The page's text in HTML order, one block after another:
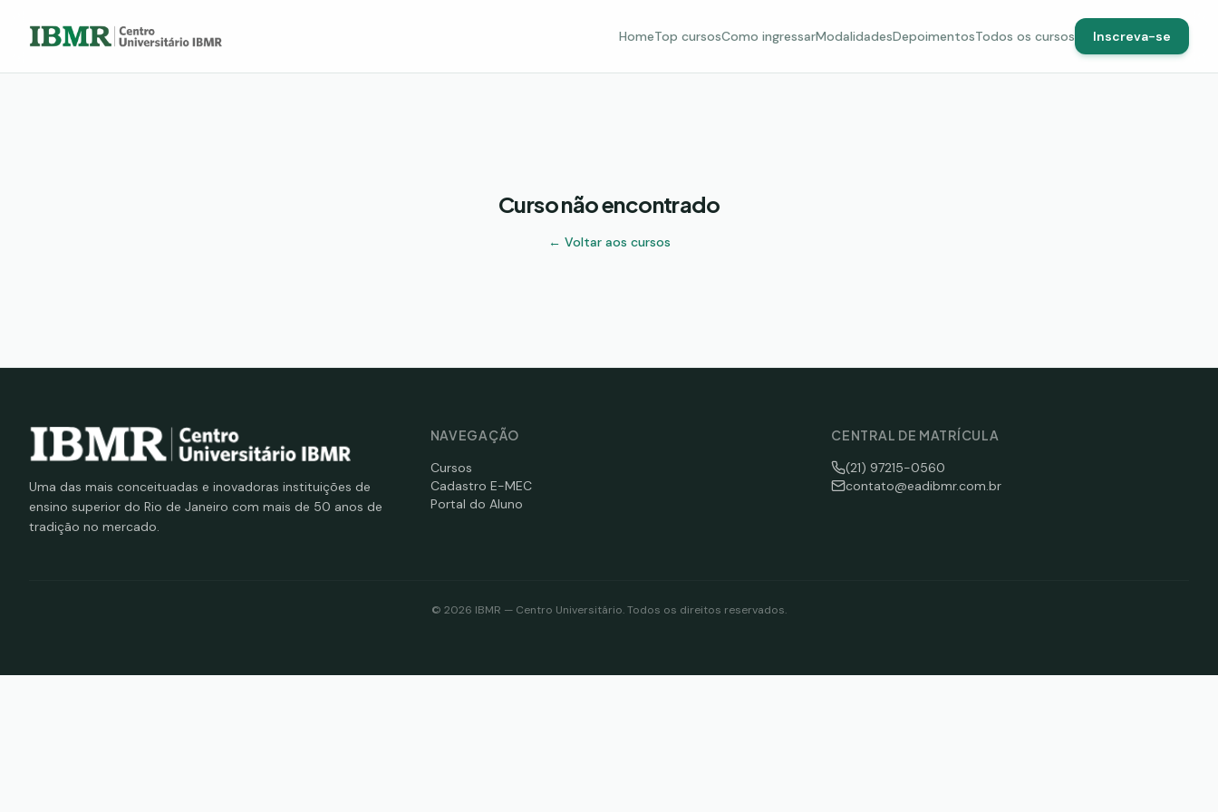
HomeTop cursosComo ingressarModalidadesDepoimentosTodos os cursos Inscreva-se
Curso não encontrado
← Voltar aos cursos
Uma das mais conceituadas e inovadoras instituições de
ensino superior do Rio de Janeiro com mais de 50 anos de
tradição no mercado.
NAVEGAÇÃO
Cursos
Cadastro E-MEC
Portal do Aluno
CENTRAL DE MATRÍCULA
(21) 97215-0560
contato@eadibmr.com.br
© 2026 IBMR — Centro Universitário. Todos os direitos reservados.